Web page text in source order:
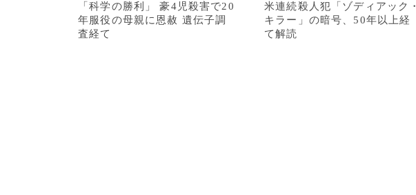
「科学の勝利」 豪4児殺害で20
年服役の母親に恩赦 遺伝子調
査経て
米連続殺人犯「ゾディアック・
キラー」の暗号、50年以上経
て解読